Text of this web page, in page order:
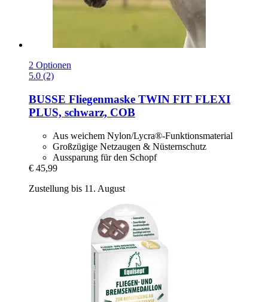
2 Optionen
5.0 (2)
BUSSE Fliegenmaske TWIN FIT FLEXI
PLUS, schwarz, COB
Aus weichem Nylon/Lycra®-Funktionsmaterial
Großzügige Netzaugen & Nüsternschutz
Aussparung für den Schopf
€ 45,99
Zustellung bis 11. August